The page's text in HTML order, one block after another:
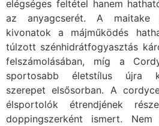
elégséges feltétel hanem
az anyagcserét. A maitake
kivonatok a májműködés
túlzott szénhidrátfogyasztás
felszámolásában, míg a
sportosabb életstílus újra
szerepet elsősorban. A
élsportolók étrendjének
doppingszerként ismert. Nem